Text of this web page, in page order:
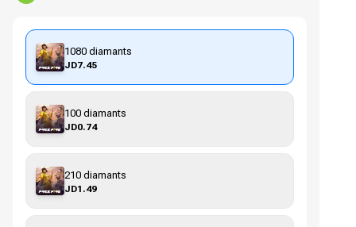
1080 diamants
JD7.45
100 diamants
JD0.74
210 diamants
JD1.49